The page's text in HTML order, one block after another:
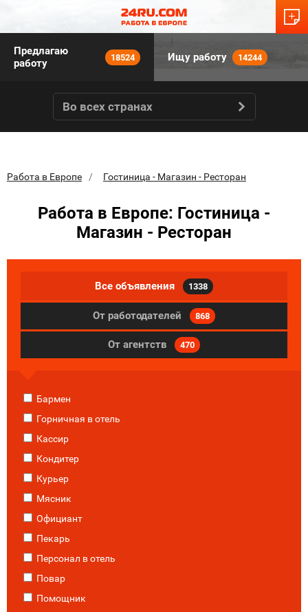
Предлагаю
работу
18524 Ищу работу 14244
Во всех странах
Работа в Европе Гостиница - Магазин - Ресторан
Работа в Европе: Гостиница -
Магазин - Ресторан
Все объявления 1338
От работодателей 868
От агентств 470
Бармен
Горничная в отель
Кассир
Кондитер
Курьер
Мясник
Официант
Пекарь
Персонал в отель
Повар
Помощник